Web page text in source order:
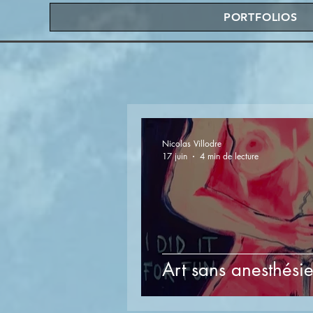
PORTFOLIOS
Art sans anesthésie
Nicolas Villodre
17 juin
4 min de lecture